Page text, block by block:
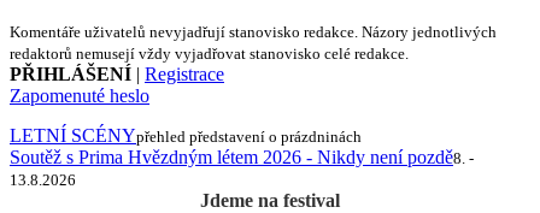
Komentáře uživatelů nevyjadřují stanovisko redakce. Názory jednotlivých
redaktorů nemusejí vždy vyjadřovat stanovisko celé redakce.
PŘIHLÁŠENÍ | Registrace
Zapomenuté heslo
LETNÍ SCÉNYpřehled představení o prázdninách
Soutěž s Prima Hvězdným létem 2026 - Nikdy není pozdě8. -
13.8.2026
Jdeme na festival